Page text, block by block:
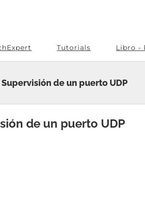
Tutorials Libro -
de un puerto UDP
de un puerto UDP